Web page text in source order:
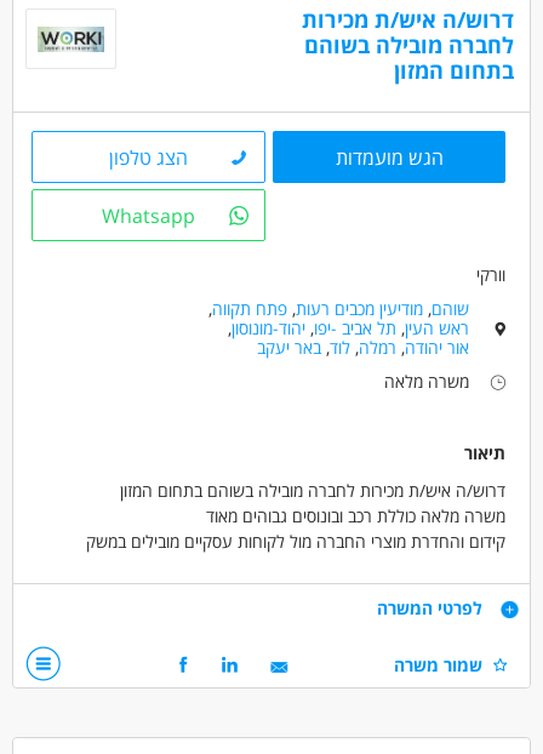
דרוש/ה איש/ת מכירות
לחברה מובילה בשוהם
בתחום המזון
הגש מועמדות הצג טלפון
Whatsapp
וורקי
שוהם,מודיעין מכבים רעות,פתח תקווה,
ראש העין, תל אביב -יפו,יהוד-מונוסון,
אור יהודה, רמלה,לוד,באר יעקב
משרה מלאה
תיאור
דרוש/ה איש/ת מכירות לחברה מובילה בשוהם בתחום המזון
משרה מלאה כוללת רכב ובונוסים גבוהים מאוד
קידום והחדרת מוצרי החברה מול לקוחות עסקיים מובילים במשק
הרחבת היקף פעילות מול לקוחות קיימים ושימורם
אחריות על אזור גיאוגרפי מוגדר
דרישות
דרישות תפקיד :
לפרטי המשרה
שמור משרה